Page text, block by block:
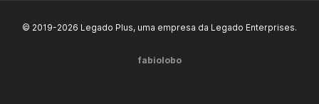
© 2019-2026 Legado Plus, uma empresa da Legado Enterprises.
fabiolobo